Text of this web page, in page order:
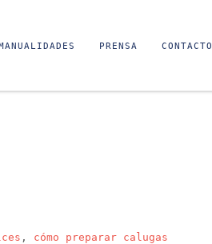
PRENSA CONTACTO
, cómo preparar calugas